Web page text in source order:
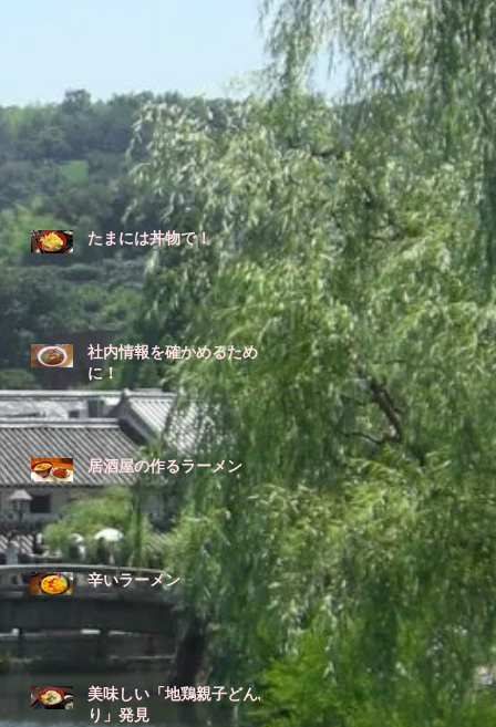
たまには丼物で！
社内情報を確かめるため
に！
居酒屋の作るラーメン
辛いラーメン
美味しい「地鶏親子どんぶ
り」発見